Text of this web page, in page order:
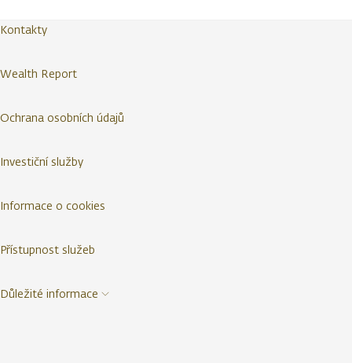
Kontakty
Wealth Report
Ochrana osobních údajů
Investiční služby
Informace o cookies
Přístupnost služeb
Důležité informace